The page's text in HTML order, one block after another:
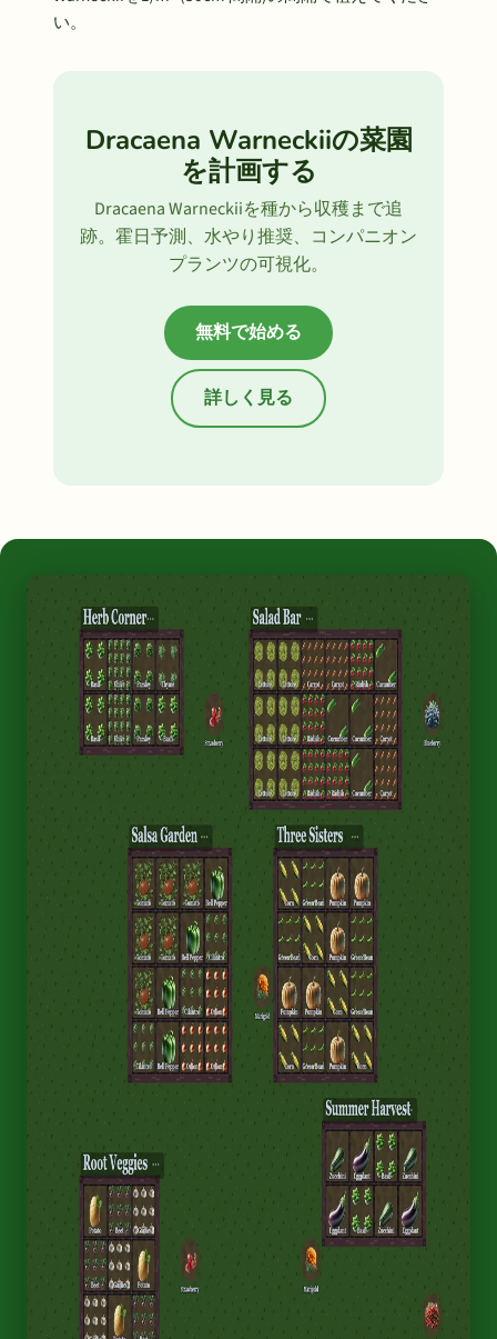
い。
Dracaena Warneckiiの菜園
を計画する
Dracaena Warneckiiを種から収穫まで追
跡。霍日予測、水やり推奨、コンパニオン
プランツの可視化。
無料で始める
詳しく見る